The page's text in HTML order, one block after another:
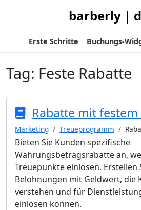
barberly |
Erste Schritte Buchungs-
Tag: Feste Rabatte
Rabatte mit
Marketing Treueprogramm
Bieten Sie Kunden spezifische
Währungsbetragsrabatte an,
Treuepunkte einlösen.
Belohnungen mit Geldwert, die
verstehen und für
einlösen können.